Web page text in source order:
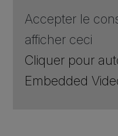
Accepter le
afficher ceci
Cliquer pour
Embedded